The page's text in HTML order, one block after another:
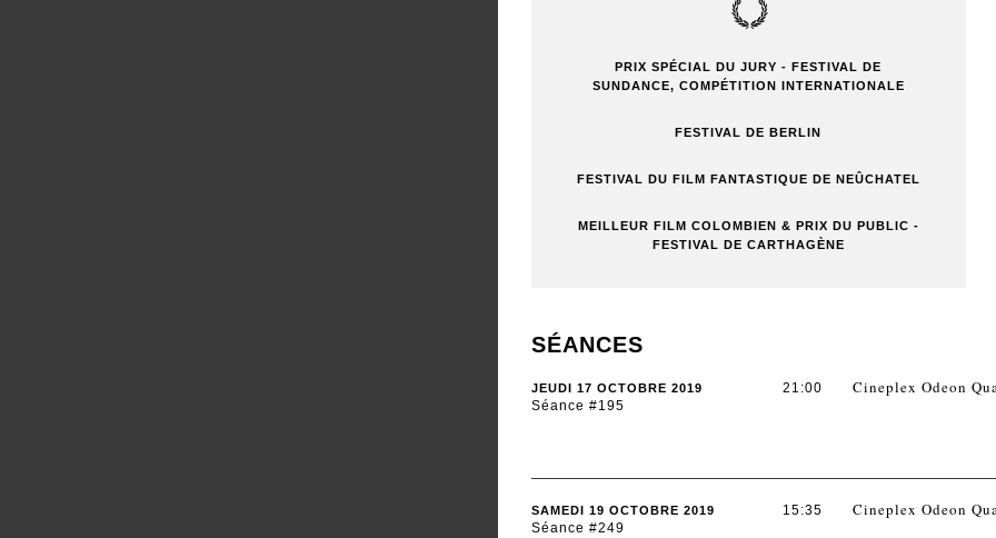
PRIX SPÉCIAL DU JURY - FESTIVAL DE
SUNDANCE, COMPÉTITION INTERNATIONALE
FESTIVAL DE BERLIN
FESTIVAL DU FILM FANTASTIQUE DE NEÛCHATEL
MEILLEUR FILM COLOMBIEN & PRIX DU PUBLIC -
FESTIVAL DE CARTHAGÈNE
SÉANCES
JEUDI 17 OCTOBRE 2019
Séance #195
21:00 Cineplex Odeon
SAMEDI 19 OCTOBRE 2019
Séance #249
15:35 Cineplex Odeon